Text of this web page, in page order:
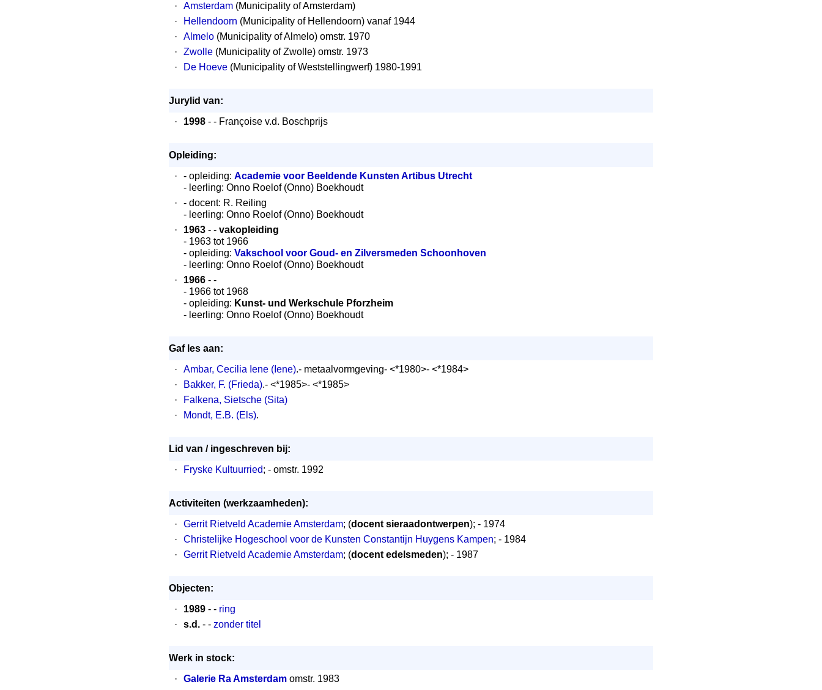
·
Amsterdam (Municipality of Amsterdam)
·
Hellendoorn (Municipality of Hellendoorn) vanaf 1944
·
Almelo (Municipality of Almelo) omstr. 1970
·
Zwolle (Municipality of Zwolle) omstr. 1973
·
De Hoeve (Municipality of Weststellingwerf) 1980-1991
Jurylid van:
·
1998 - - Françoise v.d. Boschprijs
Opleiding:
·
- opleiding: Academie voor Beeldende Kunsten Artibus Utrecht
- leerling: Onno Roelof (Onno) Boekhoudt
·
- docent: R. Reiling
- leerling: Onno Roelof (Onno) Boekhoudt
·
1963 - - vakopleiding
- 1963 tot 1966
- opleiding: Vakschool voor Goud- en Zilversmeden Schoonhoven
- leerling: Onno Roelof (Onno) Boekhoudt
·
1966 - -
- 1966 tot 1968
- opleiding: Kunst- und Werkschule Pforzheim
- leerling: Onno Roelof (Onno) Boekhoudt
Gaf les aan:
·
Ambar, Cecilia Iene (Iene).- metaalvormgeving- <*1980>- <*1984>
·
Bakker, F. (Frieda).- <*1985>- <*1985>
·
Falkena, Sietsche (Sita)
·
Mondt, E.B. (Els).
Lid van / ingeschreven bij:
·
Fryske Kultuurried; - omstr. 1992
Activiteiten (werkzaamheden):
·
Gerrit Rietveld Academie Amsterdam; (docent sieraadontwerpen); - 1974
·
Christelijke Hogeschool voor de Kunsten Constantijn Huygens Kampen; - 1984
·
Gerrit Rietveld Academie Amsterdam; (docent edelsmeden); - 1987
Objecten:
·
1989 - - ring
·
s.d. - - zonder titel
Werk in stock:
·
Galerie Ra Amsterdam omstr. 1983